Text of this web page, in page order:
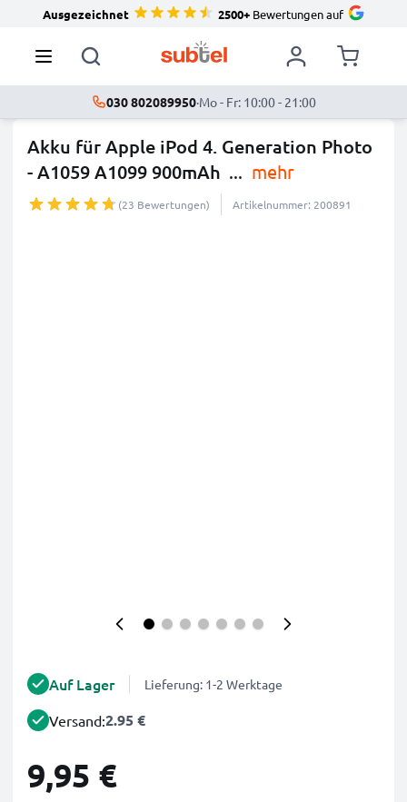
Ausgezeichnet 2500+Bewertungen auf
030 802089950·Mo - Fr: 10:00 - 21:00
Akku für Apple iPod 4. Generation Photo
- A1059 A1099 900mAh ... mehr
(23 Bewertungen) Artikelnummer: 200891
Auf Lager Lieferung: 1-2 Werktage
Versand:2.95 €
9,95 €